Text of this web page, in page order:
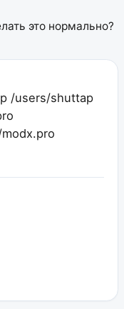
это нормально?
/users/shuttap